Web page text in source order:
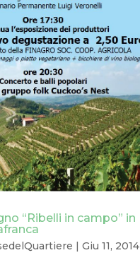
“Ribelli in campo” in
Giu 11, 2014|